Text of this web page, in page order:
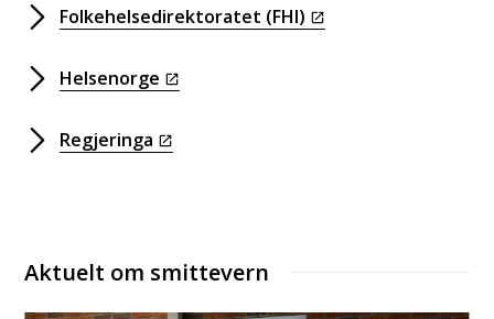
Folkehelsedirektoratet (FHI)
Helsenorge
Regjeringa
Aktuelt om smittevern